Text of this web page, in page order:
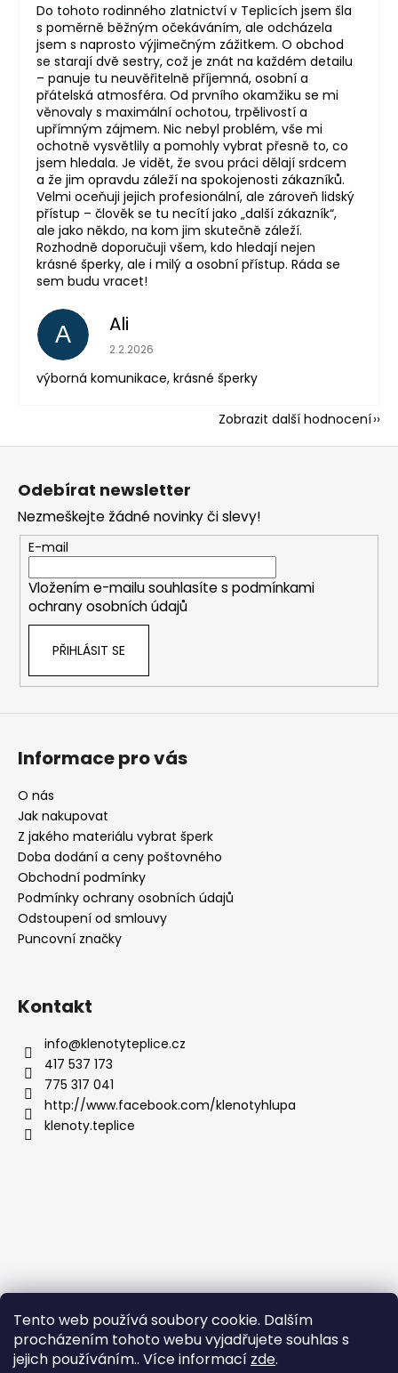
Tento web používá soubory cookie. Dalším
procházením tohoto webu vyjadřujete souhlas s
jejich používáním.. Více informací zde.
Do tohoto rodinného zlatnictví v Teplicích jsem šla
s poměrně běžným očekáváním, ale odcházela
jsem s naprosto výjimečným zážitkem. O obchod
se starají dvě sestry, což je znát na každém detailu
– panuje tu neuvěřitelně příjemná, osobní a
přátelská atmosféra. Od prvního okamžiku se mi
věnovaly s maximální ochotou, trpělivostí a
upřímným zájmem. Nic nebyl problém, vše mi
ochotně vysvětlily a pomohly vybrat přesně to, co
jsem hledala. Je vidět, že svou práci dělají srdcem
a že jim opravdu záleží na spokojenosti zákazníků.
Velmi oceňuji jejich profesionální, ale zároveň lidský
přístup – člověk se tu necítí jako „další zákazník“,
ale jako někdo, na kom jim skutečně záleží.
Rozhodně doporučuji všem, kdo hledají nejen
krásné šperky, ale i milý a osobní přístup. Ráda se
sem budu vracet!
A Ali
Hodnocení obchodu je 5 z 5 hvězdiček.
2.2.2026
výborná komunikace, krásné šperky
Zobrazit další hodnocení
Z
Odebírat newsletter
Nezmeškejte žádné novinky či slevy!
E-mail
Vložením e-mailu souhlasíte s podmínkami
ochrany osobních údajů
PŘIHLÁSIT SE
Informace pro vás
O nás
Jak nakupovat
Z jakého materiálu vybrat šperk
Doba dodání a ceny poštovného
Obchodní podmínky
Podmínky ochrany osobních údajů
Odstoupení od smlouvy
Puncovní značky
Kontakt
info@klenotyteplice.cz
417 537 173
775 317 041
http://www.facebook.com/klenotyhlupa
klenoty.teplice